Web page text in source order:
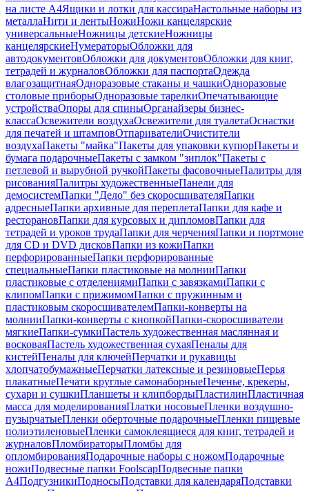
на листе А4Ящики и лотки для кассираНастольные наборы из
металлаНити и лентыНожиНожи канцелярские
универсальныеНожницы детскиеНожницы
канцелярскиеНумераторыОбложки для
автодокументовОбложки для документовОбложки для книг,
тетрадей и журналовОбложки для паспортаОдежда
влагозащитнаяОдноразовые стаканы и чашкиОдноразовые
столовые приборыОдноразовые тарелкиОпечатывающие
устройстваОпоры для спиныОрганайзеры бизнес-
классаОсвежители воздухаОсвежители для туалетаОснастки
для печатей и штамповОтпаривателиОчистители
воздухаПакеты "майка"Пакеты для упаковки купюрПакеты и
бумага подарочныеПакеты с замком "зиплок"Пакеты с
петлевой и вырубной ручкойПакеты фасовочныеПалитры для
рисованияПалитры художественныеПанели для
демосистемПапки "Дело" без скоросшивателяПапки
адресныеПапки архивные для переплетаПапки для кафе и
ресторановПапки для курсовых и дипломовПапки для
тетрадей и уроков трудаПапки для черченияПапки и портмоне
для CD и DVD дисковПапки из кожиПапки
перфорированныеПапки перфорированные
специальныеПапки пластиковые на молнииПапки
пластиковые с отделениямиПапки с завязкамиПапки с
клипомПапки с прижимомПапки с пружинным и
пластиковым скоросшивателемПапки-конверты на
молнииПапки-конверты с кнопкойПапки-скоросшиватели
мягкиеПапки-сумкиПастель художественная маслянная и
восковаяПастель художественная сухаяПеналы для
кистейПеналы для ключейПерчатки и рукавицы
хлопчатобумажныеПерчатки латексные и резиновыеПерья
плакатныеПечати круглые самонаборныеПеченье, крекеры,
сухари и сушкиПланшеты и клипбордыПластилинПластичная
масса для моделированияПлатки носовыеПленки воздушно-
пузырчатыеПленки оберточные подарочныеПленки пищевые
полиэтиленовыеПленки самоклеящиеся для книг, тетрадей и
журналовПломбираторыПломбы для
опломбированияПодарочные наборы с ножомПодарочные
ножиПодвесные папки FoolscapПодвесные папки
А4ПодгузникиПодносыПодставки для календаряПодставки